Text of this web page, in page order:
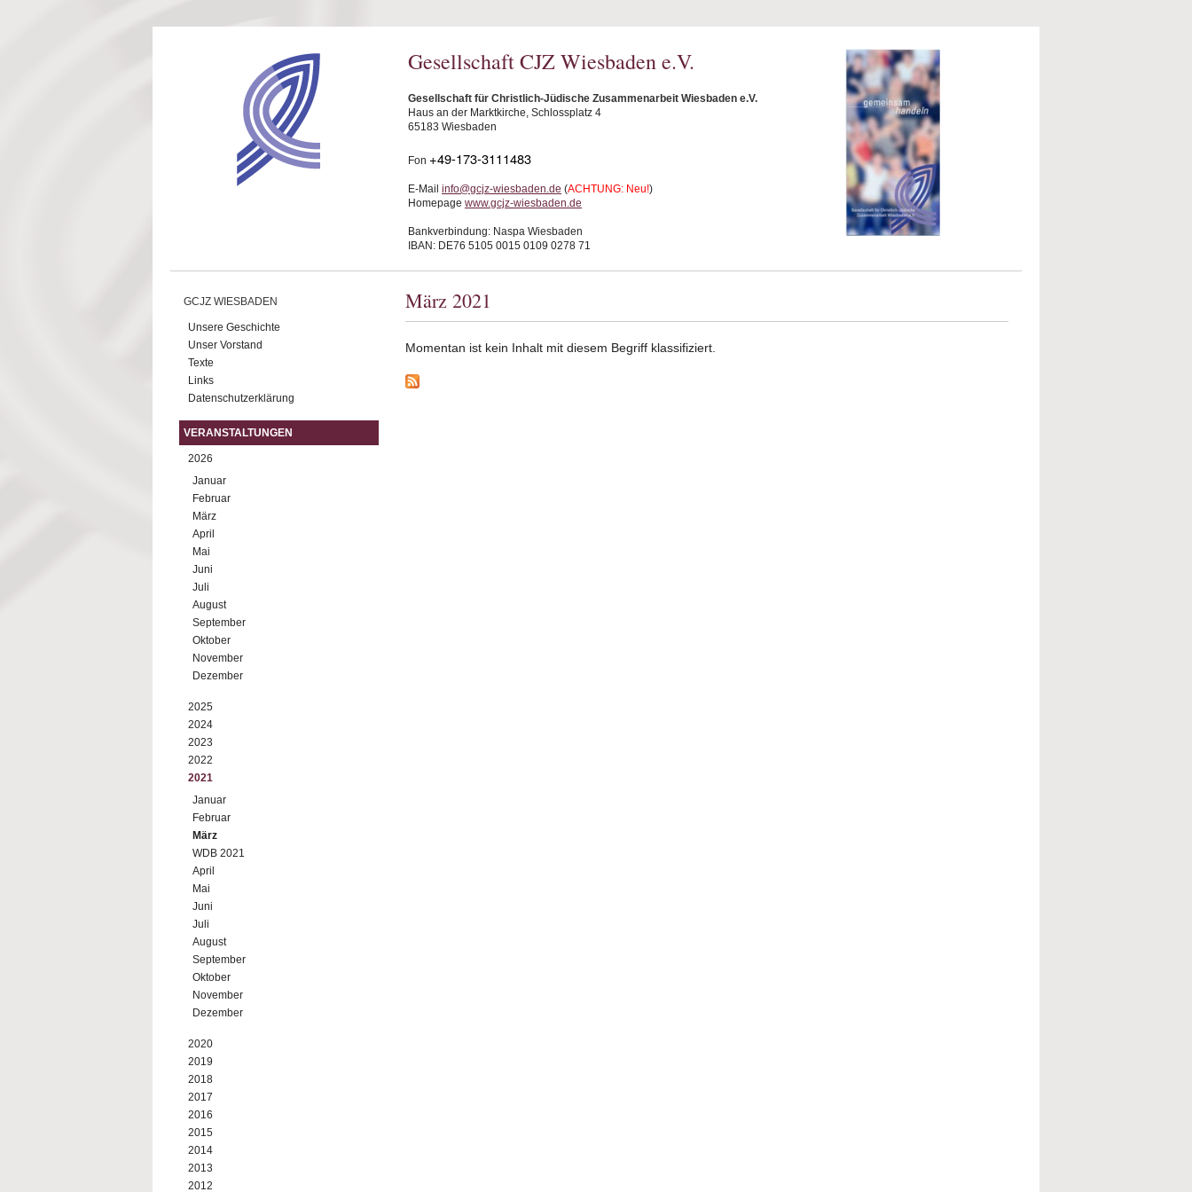
Gesellschaft CJZ Wiesbaden e.V.
Gesellschaft für Christlich-Jüdische Zusammenarbeit Wiesbaden e.V.
Haus an der Marktkirche, Schlossplatz 4
65183 Wiesbaden
Fon +49-173-3111483
E-Mail info@gcjz-wiesbaden.de (ACHTUNG: Neu!)
Homepage www.gcjz-wiesbaden.de
Bankverbindung: Naspa Wiesbaden
IBAN: DE76 5105 0015 0109 0278 71
GCJZ WIESBADEN
Unsere Geschichte
Unser Vorstand
Texte
Links
Datenschutzerklärung
VERANSTALTUNGEN
2026
Januar
Februar
März
April
Mai
Juni
Juli
August
September
Oktober
November
Dezember
2025
2024
2023
2022
2021
Januar
Februar
März
WDB 2021
April
Mai
Juni
Juli
August
September
Oktober
November
Dezember
2020
2019
2018
2017
2016
2015
2014
2013
2012
März 2021
Momentan ist kein Inhalt mit diesem Begriff klassifiziert.